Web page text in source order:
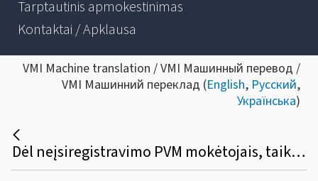
Tarptautinis apmokestinimas
Kontaktai / Apklausa
VMI Machine translation / VMI Машинный перевод /
VMI Машинний переклад (English, Русский,
Українська)
Dėl neįsiregistravimo PVM mokėtojais, taikančiais smulkiojo verslo schemą Lietuvoje nuo 2025-05-01, ir susijusių prievolių